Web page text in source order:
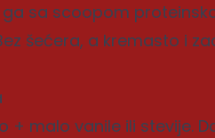
ga sa scoopom
šećera, a kremasto i
+ malo vanile ili stevije.